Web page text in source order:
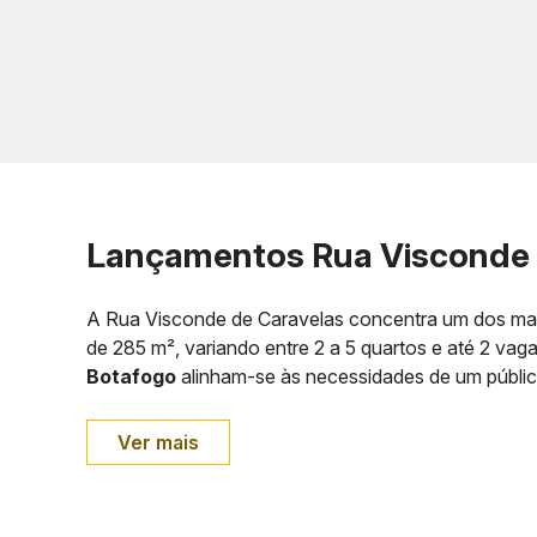
Lançamentos Rua
A Rua Visconde de Caravelas concentra um dos
de 285 m², variando entre 2 a 5 quartos e até 2
Botafogo alinham-se às necessidades de um
Ver mais